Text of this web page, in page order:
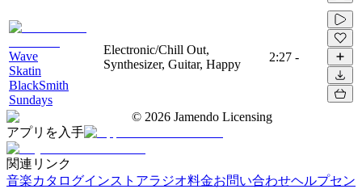
Wave
Skatin
BlackSmith
Sundays
Electronic/Chill Out,
Synthesizer, Guitar, Happy
2:27 -
© 2026 Jamendo Licensing
アプリを入手
関連リンク
音楽カタログインストアラジオ料金お問い合わせヘルプセン